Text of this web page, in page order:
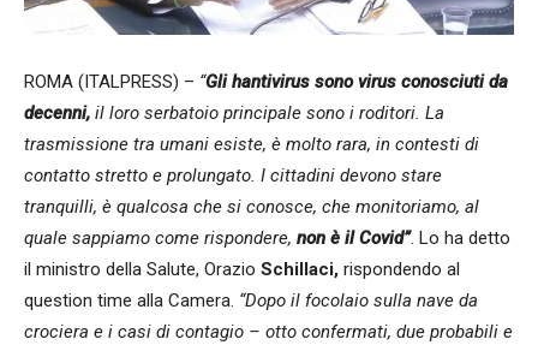
ROMA (ITALPRESS) – “Gli hantivirus sono virus conosciuti da
decenni, il loro serbatoio principale sono i roditori. La
trasmissione tra umani esiste, è molto rara, in contesti di
contatto stretto e prolungato. I cittadini devono stare
tranquilli, è qualcosa che si conosce, che monitoriamo, al
quale sappiamo come rispondere, non è il Covid”. Lo ha detto
il ministro della Salute, Orazio Schillaci, rispondendo al
question time alla Camera. “Dopo il focolaio sulla nave da
crociera e i casi di contagio – otto confermati, due probabili e